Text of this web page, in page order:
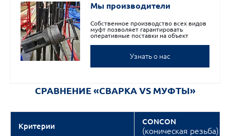
Мы производители
Собственное производство всех видов
муфт позволяет гарантировать
оперативные поставки на объект
Узнать о нас
СРАВНЕНИЕ «СВАРКА VS МУФТЫ»
Критерии
CONCON
(коническая резьба)